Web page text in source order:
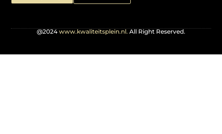
@2024 www.kwaliteitsplein.nl. All Right Reserved.